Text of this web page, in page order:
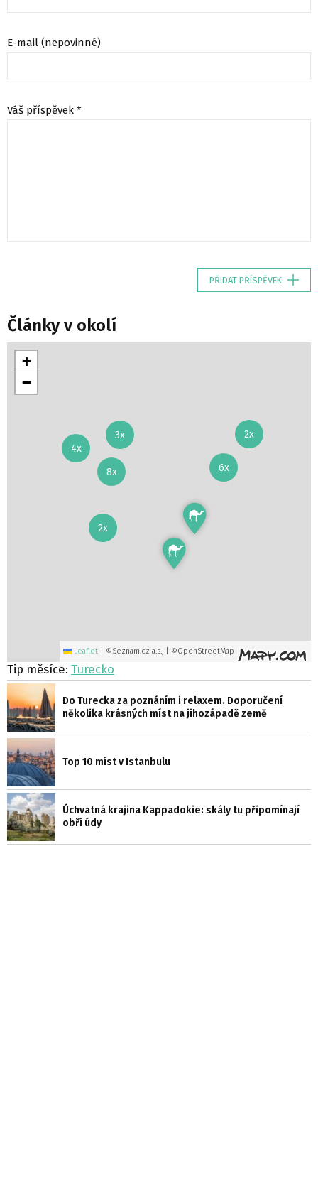
E-mail (nepovinné)
Váš příspěvek *
PŘIDAT PŘÍSPĚVEK
Články v okolí
2x
2x
6x
4x
3x
8x
+
−
Leaflet ©Seznam.cz a.s., | ©OpenStreetMap
Tip měsíce: Turecko
Do Turecka za poznáním i relaxem. Doporučení
několika krásných míst na jihozápadě země
Top 10 míst v Istanbulu
Úchvatná krajina Kappadokie: skály tu připomínají
obří údy